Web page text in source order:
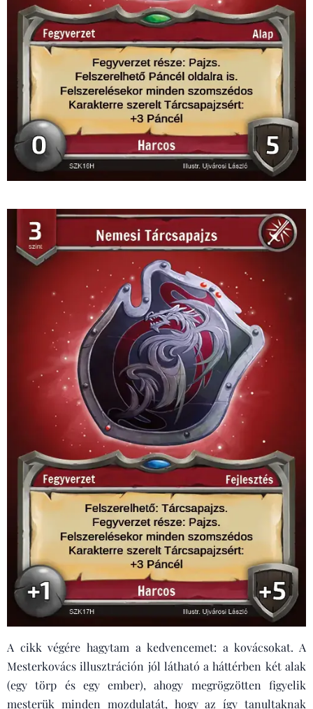
A cikk végére hagytam a kedvencemet: a kovácsokat. A
Mesterkovács illusztráción jól látható a háttérben két alak
(egy törp és egy ember), ahogy megrögzötten figyelik
mesterük minden mozdulatát, hogy az így tanultaknak